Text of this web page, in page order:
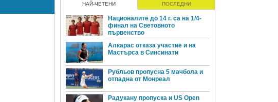
НАЙ-ЧЕТЕНИ ПОСЛЕДНИ
Националите до 14 г. са на 1/4-
финал на Световното
първенство
Алкарас отказа участие и на
Мастърса в Синсинати
Рубльов пропусна 5 мачбола и
отпадна от Монреал
Радукану пропуска и US Open